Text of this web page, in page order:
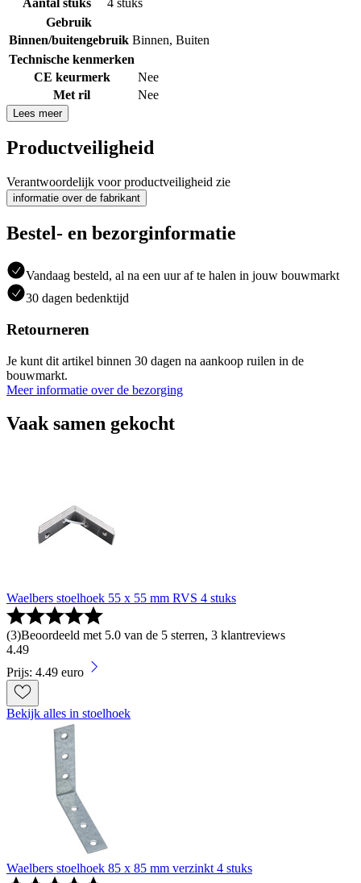
Gebruik
Binnen/buitengebruik Binnen, Buiten
Technische kenmerken
CE keurmerk
Nee
Met ril
Nee
Lees meer
Productveiligheid
Verantwoordelijk voor productveiligheid zie
informatie over de fabrikant
Bestel- en bezorginformatie
Vandaag besteld, al na een uur af te halen in jouw bouwmarkt
30 dagen bedenktijd
Retourneren
Je kunt dit artikel binnen 30 dagen na aankoop ruilen in de
bouwmarkt.
Meer informatie over de bezorging
Vaak samen gekocht
Waelbers stoelhoek 55 x 55 mm RVS 4 stuks
(3)Beoordeeld met 5.0 van de 5 sterren, 3 klantreviews
4.49
Prijs: 4.49 euro
Bekijk alles in stoelhoek
Waelbers stoelhoek 85 x 85 mm verzinkt 4 stuks